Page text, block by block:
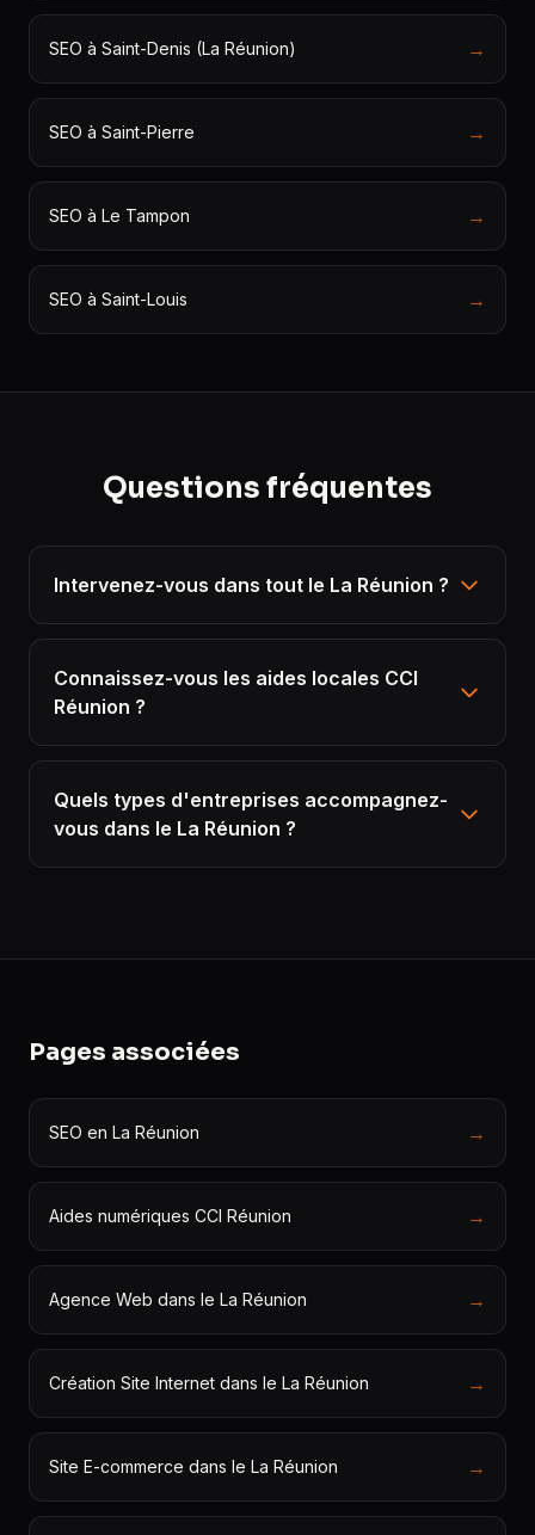
SEO à Saint-Denis (La Réunion) →
SEO à Saint-Pierre →
SEO à Le Tampon →
SEO à Saint-Louis →
Questions fréquentes
Intervenez-vous dans tout le La Réunion ?
Connaissez-vous les aides locales CCI
Réunion ?
Quels types d'entreprises accompagnez-
vous dans le La Réunion ?
Pages associées
SEO en La Réunion →
Aides numériques CCI Réunion →
Agence Web dans le La Réunion →
Création Site Internet dans le La Réunion →
Site E-commerce dans le La Réunion →